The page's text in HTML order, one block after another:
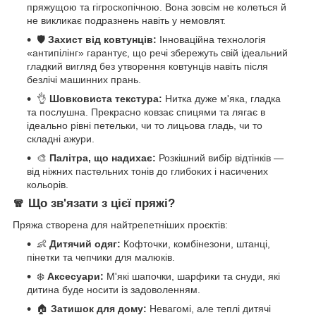
пряжущою та гігроскопічною. Вона зовсім не колеться й
не викликає подразнень навіть у немовлят.
🛡️ Захист від ковтунців: Інноваційна технологія
«антипілінг» гарантує, що речі збережуть свій ідеальний
гладкий вигляд без утворення ковтунців навіть після
безлічі машинних прань.
👌 Шовковиста текстура: Нитка дуже м'яка, гладка
та послушна. Прекрасно ковзає спицями та лягає в
ідеально рівні петельки, чи то лицьова гладь, чи то
складні ажури.
🎨 Палітра, що надихає: Розкішний вибір відтінків —
від ніжних пастельних тонів до глибоких і насичених
кольорів.
🧣 Що зв'язати з цієї пряжі?
Пряжа створена для найтрепетніших проєктів:
👶 Дитячий одяг: Кофточки, комбінезони, штанці,
пінетки та чепчики для малюків.
❄️ Аксесуари: М'які шапочки, шарфики та снуди, які
дитина буде носити із задоволенням.
🏠 Затишок для дому: Невагомі, але теплі дитячі